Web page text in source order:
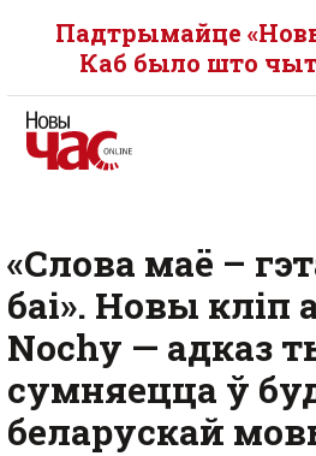
Падтрымайце
Каб было што
«Слова маё –
баі». Новы кліп
Nochy — адказ
сумняецца ў
беларускай